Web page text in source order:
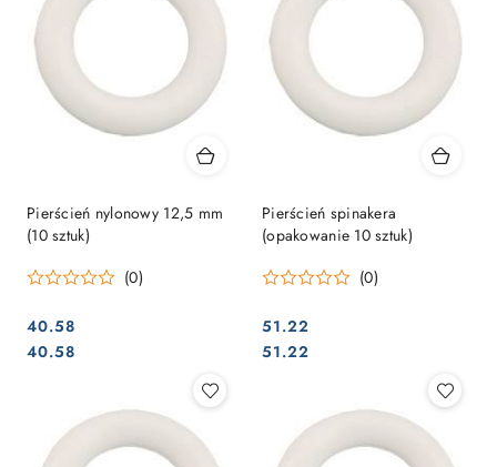
Pierścień nylonowy 12,5 mm
(10 sztuk)
(0)
Cena:
40.58
Cena:
40.58
Pierścień spinakera
(opakowanie 10 sztuk)
(0)
Cena:
51.22
Cena:
51.22